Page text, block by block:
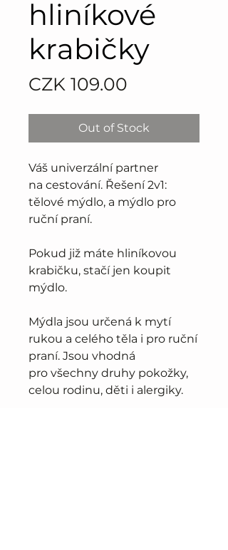
hliníkové
krabičky
CZK 109.00
Out of Stock
Váš univerzální partner
na cestování. Řešení 2v1:
tělové mýdlo, a mýdlo pro
ruční praní.
Pokud již máte hliníkovou
krabičku, stačí jen koupit
mýdlo.
Mýdla jsou určená k mytí
rukou a celého těla i pro ruční
praní. Jsou vhodná
pro všechny druhy pokožky,
celou rodinu, děti i alergiky.